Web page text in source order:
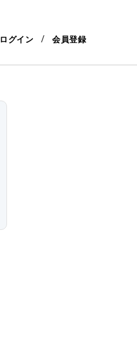
ログイン 会員登録